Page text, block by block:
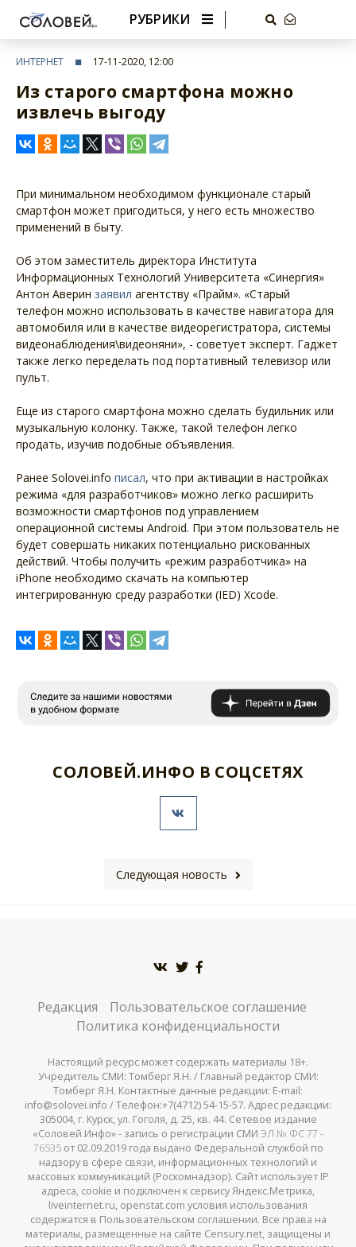
РУБРИКИ
ИНТЕРНЕТ 17-11-2020, 12:00
Из старого смартфона можно
извлечь выгоду
При минимальном необходимом функционале старый
смартфон может пригодиться, у него есть множество
применений в быту.
Об этом заместитель директора Института
Информационных Технологий Университета «Синергия»
Антон Аверин заявил агентству «Прайм». «Старый
телефон можно использовать в качестве навигатора для
автомобиля или в качестве видеорегистратора, системы
видеонаблюдения\видеоняни», - советует эксперт. Гаджет
также легко переделать под портативный телевизор или
пульт.
Еще из старого смартфона можно сделать будильник или
музыкальную колонку. Также, такой телефон легко
продать, изучив подобные объявления.
Ранее Solovei.info писал, что при активации в настройках
режима «для разработчиков» можно легко расширить
возможности смартфонов под управлением
операционной системы Android. При этом пользователь не
будет совершать никаких потенциально рискованных
действий. Чтобы получить «режим разработчика» на
iPhone необходимо скачать на компьютер
интегрированную среду разработки (IED) Xcode.
СОЛОВЕЙ.ИНФО В СОЦСЕТЯХ
Следующая новость
Редакция
Пользовательское соглашение
Политика конфиденциальности
Настоящий ресурс может содержать материалы 18+.
Учредитель СМИ: Томберг Я.Н. / Главный редактор СМИ:
Томберг Я.Н. Контактные данные редакции: E-mail:
info@solovei.info / Телефон:+7(4712) 54-15-57. Адрес редакции:
305004, г. Курск, ул. Гоголя, д. 25, кв. 44. Сетевое издание
«Соловей.Инфо» - запись о регистрации СМИ ЭЛ № ФС 77 -
76535от 02.09.2019 года выдано Федеральной службой по
надзору в сфере связи, информационных технологий и
массовых коммуникаций (Роскомнадзор). Сайт использует IP
адреса, cookie и подключен к сервису Яндекс.Метрика,
liveinternet.ru, openstat.com условия использования
содержатся в Пользовательском соглашении. Все права на
материалы, размещенные на сайте Censury.net, защищены и